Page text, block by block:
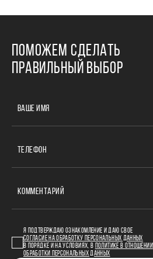
ПОМОЖЕМ СДЕЛАТЬ
ПРАВИЛЬНЫЙ ВЫБОР
ВАШЕ ИМЯ
ТЕЛЕФОН
КОММЕНТАРИЙ
Я ПОДТВЕРЖДАЮ ОЗНАКОМЛЕНИЕ И ДАЮ СВОЕ
СОГЛАСИЕ НА ОБРАБОТКУ ПЕРСОНАЛЬНЫХ ДАННЫХ
В ПОРЯДКЕ И НА УСЛОВИЯХ, В
ПОЛИТИКЕ В ОТНОШЕНИИ
ОБРАБОТКИ ПЕРСОНАЛЬНЫХ ДАННЫХ